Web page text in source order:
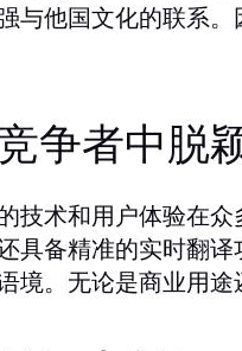
与他国文化的联系
争者中脱
技术和用户体验在
具备精准的实时翻
境。无论是商业用